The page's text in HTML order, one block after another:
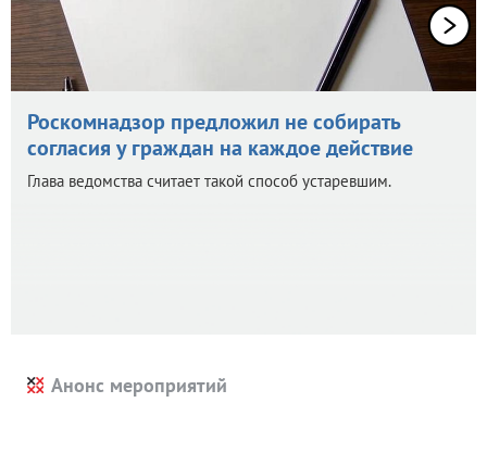
Роскомнадзор предложил не собирать
согласия у граждан на каждое действие
Глава ведомства считает такой способ устаревшим.
Анонс мероприятий